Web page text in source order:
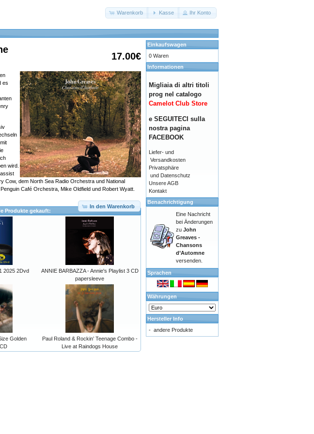
Warenkorb Kasse Ihr Konto
17.00€
es
wird.
Cow, dem North Sea Radio Orchestra und National
Café Orchestra, Mike Oldfield und Robert Wyatt.
In den Warenkorb
Produkte gekauft:
2025 2Dvd
ANNIE BARBAZZA - Annie's Playlist 3 CD
papersleeve
Golden
Paul Roland & Rockin’ Teenage Combo -
Live at Raindogs House
Einkaufswagen
0 Waren
Informationen
Migliaia di altri titoli
prog nel catalogo
Camelot Club Store
e SEGUITECI sulla
nostra pagina
FACEBOOK
Liefer- und
Versandkosten
Privatsphäre
und Datenschutz
Unsere AGB
Kontakt
Benachrichtigung
Eine Nachricht
bei Änderungen
zu John
Greaves -
Chansons
d’Automne
versenden.
Sprachen
Währungen
Hersteller Info
- andere Produkte